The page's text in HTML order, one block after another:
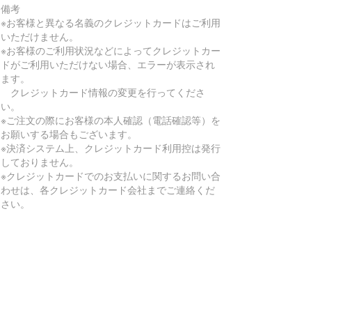
備考
※お客様と異なる名義のクレジットカードはご利用
いただけません。
※お客様のご利用状況などによってクレジットカー
ドがご利用いただけない場合、エラーが表示され
ます。
クレジットカード情報の変更を行ってくださ
い。
※ご注文の際にお客様の本人確認（電話確認等）を
お願いする場合もございます。
※決済システム上、クレジットカード利用控は発行
しておりません。
※クレジットカードでのお支払いに関するお問い合
わせは、各クレジットカード会社までご連絡くだ
さい。